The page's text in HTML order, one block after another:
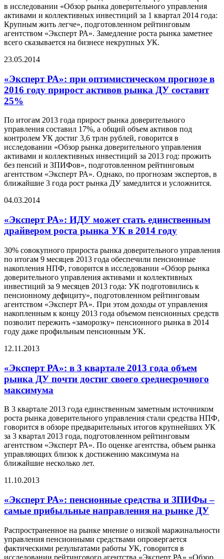
в исследовании «Обзор рынка доверительного управления
активами и коллективных инвестиций за 1 квартал 2014 года:
Крупным жить легче», подготовленном рейтинговым
агентством «Эксперт РА». Замедление роста рынка заметнее
всего сказывается на бизнесе некрупных УК.
23.05.2014
«Эксперт РА»: при оптимистическом прогнозе в
2016 году прирост активов рынка ДУ составит
25%
По итогам 2013 года прирост рынка доверительного
управления составил 17%, а общий объем активов под
контролем УК достиг 3,6 трлн рублей, говорится в
исследовании «Обзор рынка доверительного управления
активами и коллективных инвестиций за 2013 год: прожить
без пенсий и ЗПИФов», подготовленном рейтинговым
агентством «Эксперт РА». Однако, по прогнозам экспертов, в
ближайшие 3 года рост рынка ДУ замедлится и усложнится.
04.03.2014
«Эксперт РА»: ИДУ может стать единственным
драйвером роста рынка УК в 2014 году
30% совокупного прироста рынка доверительного управления
по итогам 9 месяцев 2013 года обеспечили пенсионные
накопления НПФ, говорится в исследовании «Обзор рынка
доверительного управления активами и коллективных
инвестиций за 9 месяцев 2013 года: УК подготовились к
пенсионному дефициту», подготовленном рейтинговым
агентством «Эксперт РА». При этом доходы от управления
накопленным к концу 2013 года объемом пенсионных средств
позволит пережить «заморозку» пенсионного рынка в 2014
году даже профильным пенсионным УК.
12.11.2013
«Эксперт РА»: в 3 квартале 2013 года объем
рынка ДУ почти достиг своего среднесрочного
максимума
В 3 квартале 2013 года единственным заметным источником
роста рынка доверительного управления стали средства НПФ,
говорится в обзоре предварительных итогов крупнейших УК
за 3 квартал 2013 года, подготовленном рейтинговым
агентством «Эксперт РА». По оценке агентства, объем рынка
управляющих близок к достижению максимума на
ближайшие несколько лет.
11.10.2013
«Эксперт РА»: пенсионные средства и ЗПИФы –
самые прибыльные направления на рынке ДУ
Распространенное на рынке мнение о низкой маржинальности
управления пенсионными средствами опровергается
фактическими результатами работы УК, говорится в
исследовании рейтингового агентства «Эксперт РА» «Обзор